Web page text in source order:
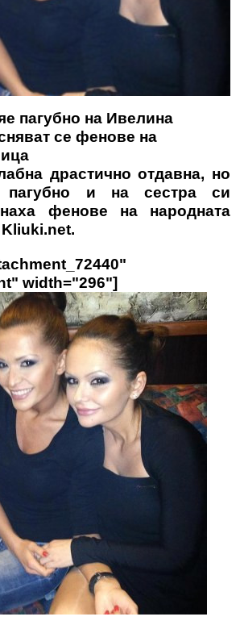
пагубно на Ивелина
се фенове на
драстично отдавна, но
пагубно и на сестра си
фенове на народната
Kliuki.net.
width="296"]